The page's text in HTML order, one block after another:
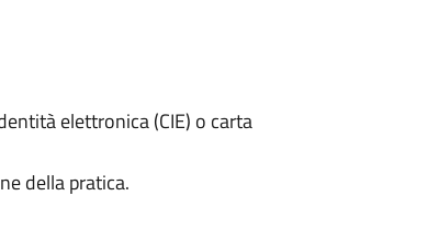
elettronica (CIE) o carta
della pratica.